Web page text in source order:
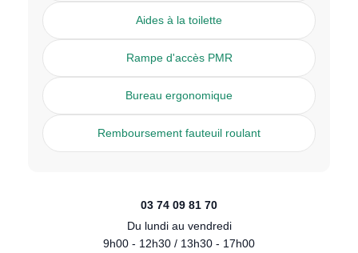
Aides à la toilette
Rampe d'accès PMR
Bureau ergonomique
Remboursement fauteuil roulant
03 74 09 81 70
Du lundi au vendredi
9h00 - 12h30 / 13h30 - 17h00